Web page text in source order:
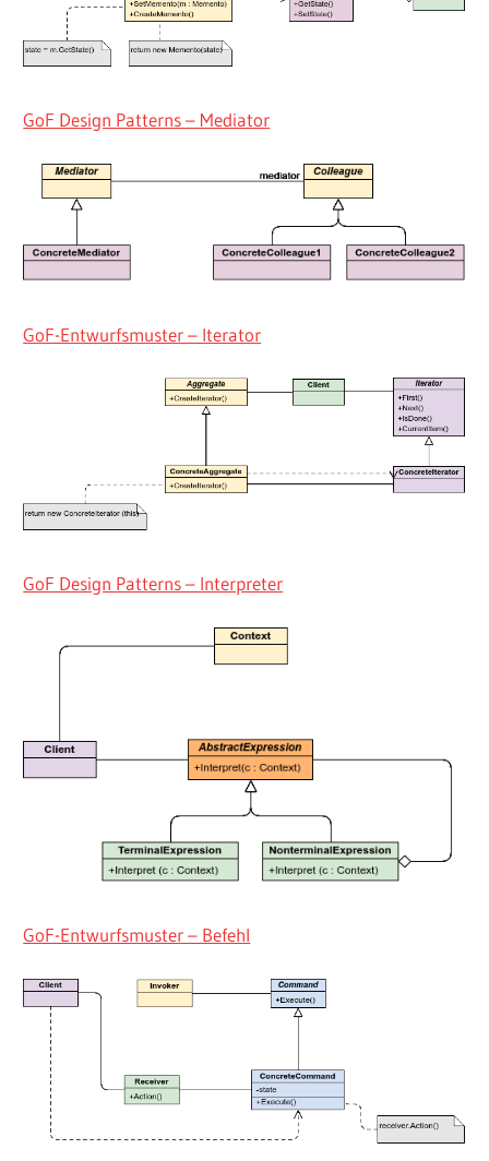
GoF Design Patterns – Mediator
GoF-Entwurfsmuster – Iterator
GoF Design Patterns – Interpreter
GoF-Entwurfsmuster – Befehl